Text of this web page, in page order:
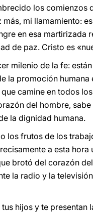
los comienzos
mi llamamiento:
en esa martirizada
de paz. Cristo es
milenio de la fe:
la promoción humana
camine en todos
del hombre,
la dignidad humana.
los frutos de los
a esta hora
brotó del corazón
la radio y la
hijos y te presentan